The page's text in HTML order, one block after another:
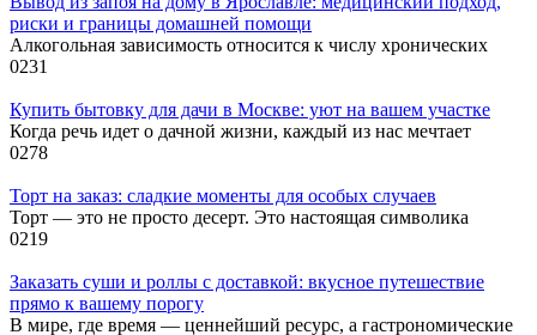
риски и границы домашней помощи
Алкогольная зависимость относится к числу хронических
0231
Купить бытовку для дачи в Москве: уют на вашем участке
Когда речь идет о дачной жизни, каждый из нас мечтает
0278
Торт на заказ: сладкие моменты для особых случаев
Торт — это не просто десерт. Это настоящая символика
0219
Заказать суши и роллы с доставкой: вкусное путешествие
прямо к вашему порогу
В мире, где время — ценнейший ресурс, а гастрономические